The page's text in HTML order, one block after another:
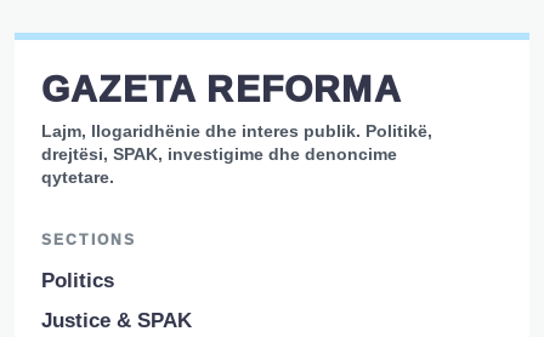
GAZETA REFORMA
Lajm, llogaridhënie dhe interes publik. Politikë,
drejtësi, SPAK, investigime dhe denoncime
qytetare.
SECTIONS
Politics
Justice & SPAK